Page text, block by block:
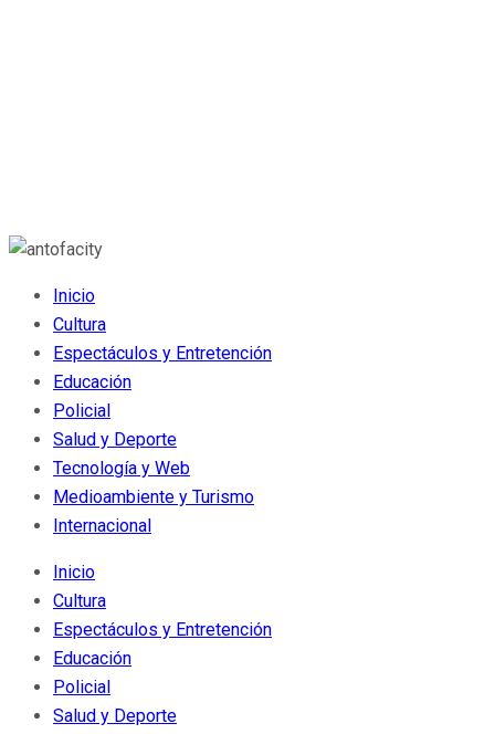
Inicio
Cultura
Espectáculos y Entretención
Educación
Policial
Salud y Deporte
Tecnología y Web
Medioambiente y Turismo
Internacional
Inicio
Cultura
Espectáculos y Entretención
Educación
Policial
Salud y Deporte